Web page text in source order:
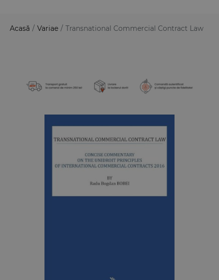
Acasă / Variae / Transnational Commercial Contract Law